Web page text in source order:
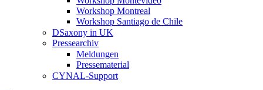
Workshop Montreal
Workshop Santiago de Chile
DSaxony in UK
Pressearchiv
Meldungen
Pressematerial
CYNAL-Support